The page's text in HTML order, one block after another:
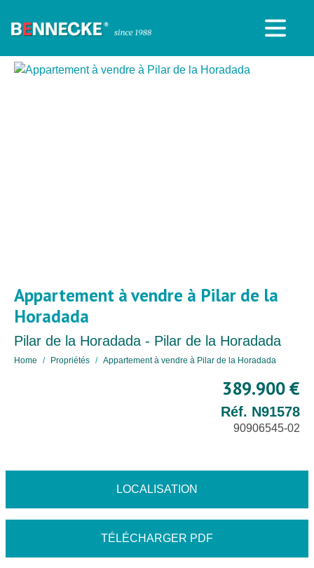
Appartement à vendre à Pilar de la
Horadada
Pilar de la Horadada - Pilar de la Horadada
Home Propriétés Appartement à vendre à Pilar de la Horadada
389.900 €
Réf. N91578
90906545-02
LOCALISATION
TÉLÉCHARGER PDF